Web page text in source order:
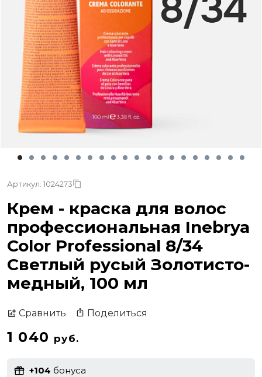
Артикул: 1024273
Крем - краска для волос
профессиональная Inebrya
Color Professional 8/34
Светлый русый Золотисто-
медный, 100 мл
Сравнить Поделиться
1 040 руб.
+104 бонуса